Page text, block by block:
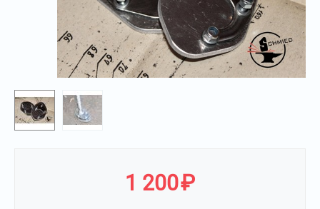
1 200₽